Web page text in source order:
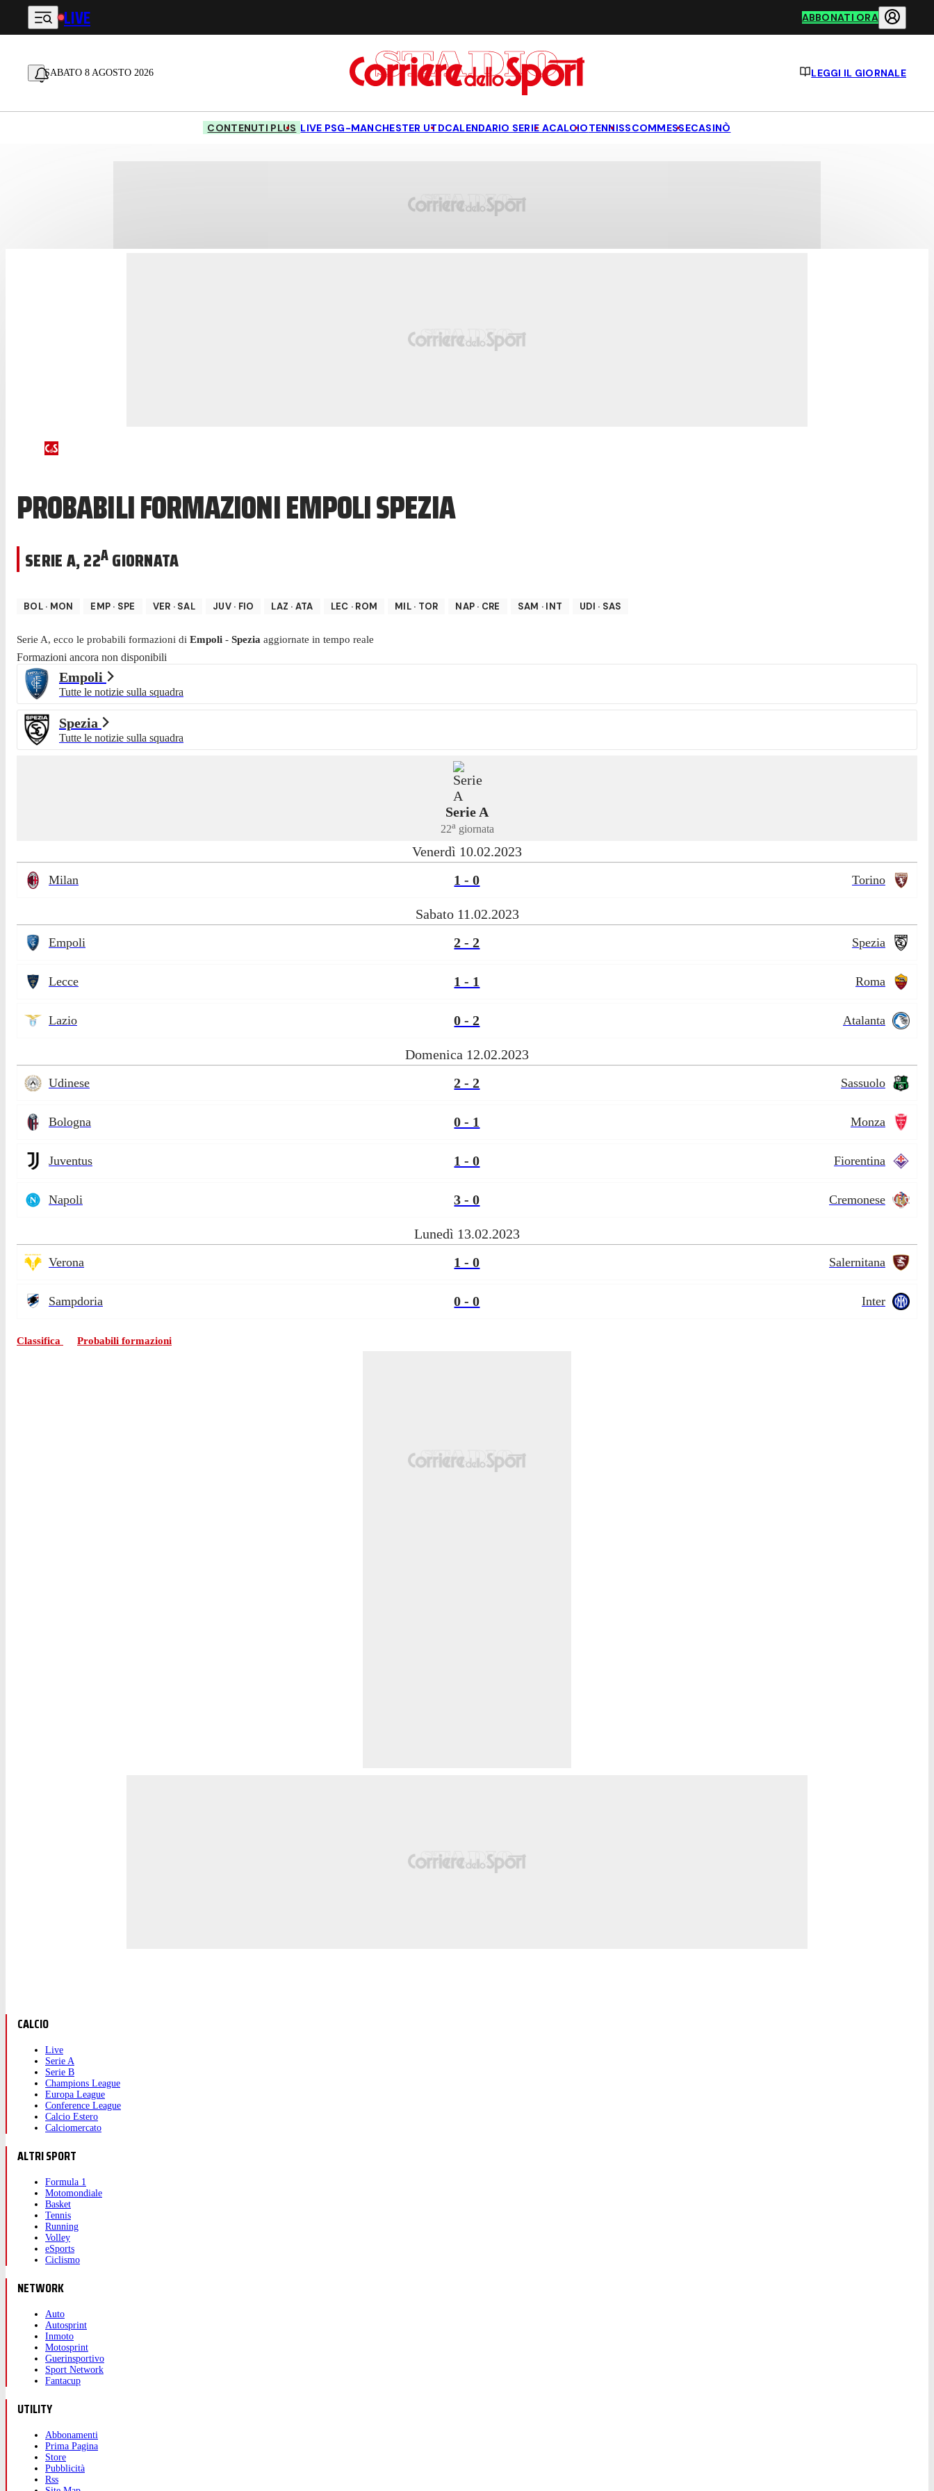
Vai al contenuto principale
LIVE ABBONATI ORA
SABATO 8 AGOSTO 2026 LEGGI IL GIORNALE
CONTENUTI PLUS LIVE PSG-MANCHESTER UTDCALENDARIO SERIE ACALCIOTENNISSCOMMESSECASINÒ
PROBABILI FORMAZIONI EMPOLI SPEZIA
SERIE A,22AGIORNATA
BOL· MON EMP · SPE VER · SAL JUV· FIO LAZ · ATA LEC · ROM MIL· TOR NAP · CRE SAM · INT UDI · SAS
Serie A, ecco le probabili formazioni di Empoli - Spezia aggiornate in tempo reale
Formazioni ancora non disponibili
Empoli
Tutte le notizie sulla squadra
Spezia
Tutte le notizie sulla squadra
Serie A
22agiornata
Venerdì 10.02.2023
Milan 1 - 0 Torino
Sabato 11.02.2023
Empoli 2 - 2 Spezia
Lecce 1 - 1 Roma
Lazio 0 - 2 Atalanta
Domenica 12.02.2023
Udinese 2 - 2 Sassuolo
Bologna 0 - 1 Monza
Juventus 1 - 0 Fiorentina
Napoli 3 - 0 Cremonese
Lunedì 13.02.2023
Verona 1 - 0 Salernitana
Sampdoria 0 - 0 Inter
Classifica Probabili formazioni
CALCIO
Live
Serie A
Serie B
Champions League
Europa League
Conference League
Calcio Estero
Calciomercato
ALTRI SPORT
Formula 1
Motomondiale
Basket
Tennis
Running
Volley
eSports
Ciclismo
NETWORK
Auto
Autosprint
Inmoto
Motosprint
Guerinsportivo
Sport Network
Fantacup
UTILITY
Abbonamenti
Prima Pagina
Store
Pubblicità
Rss